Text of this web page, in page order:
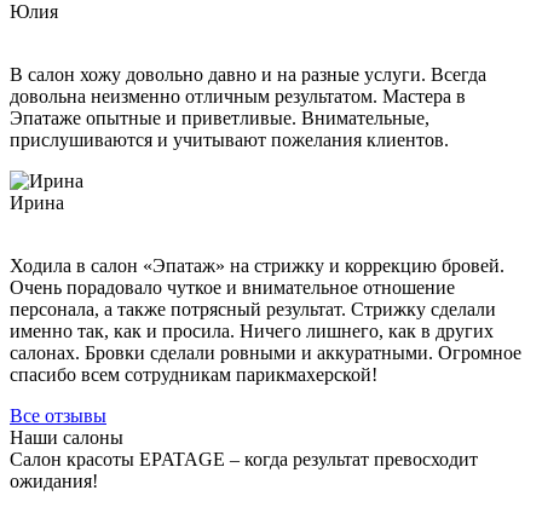
Педикюр
Классический педикюр
Комбинированный педикюр
Мужской педикюр
Услуги подолога
Вросший ноготь лечение
Скоба 3-ТО
Титановая нить для лечения вросшего
ногтя
Удаление вросшего ногтя
Протезирование ногтей
Медицинский педикюр у подолога
Юлия
В салон хожу довольно давно и на разные услуги. Всегда
довольна неизменно отличным результатом. Мастера в
Эпатаже опытные и приветливые. Внимательные,
прислушиваются и учитывают пожелания клиентов.
Ирина
Ходила в салон «Эпатаж» на стрижку и коррекцию бровей.
Очень порадовало чуткое и внимательное отношение
персонала, а также потрясный результат. Стрижку сделали
именно так, как и просила. Ничего лишнего, как в других
салонах. Бровки сделали ровными и аккуратными. Огромное
спасибо всем сотрудникам парикмахерской!
Все отзывы
Наши салоны
Салон красоты EPATAGE – когда результат превосходит
ожидания!